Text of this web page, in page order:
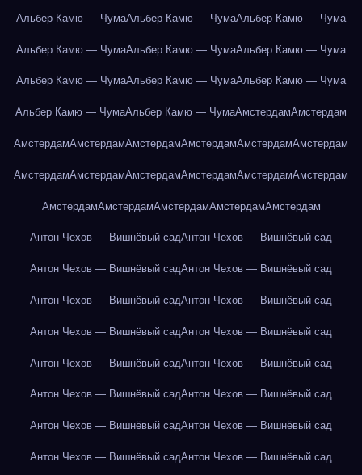
Альбер Камю — ЧумаАльбер Камю — ЧумаАльбер Камю — Чума
Альбер Камю — ЧумаАльбер Камю — ЧумаАльбер Камю — Чума
Альбер Камю — ЧумаАльбер Камю — ЧумаАльбер Камю — Чума
Альбер Камю — ЧумаАльбер Камю — ЧумаАмстердамАмстердам
АмстердамАмстердамАмстердамАмстердамАмстердамАмстердам
АмстердамАмстердамАмстердамАмстердамАмстердамАмстердам
АмстердамАмстердамАмстердамАмстердамАмстердам
Антон Чехов — Вишнёвый садАнтон Чехов — Вишнёвый сад
Антон Чехов — Вишнёвый садАнтон Чехов — Вишнёвый сад
Антон Чехов — Вишнёвый садАнтон Чехов — Вишнёвый сад
Антон Чехов — Вишнёвый садАнтон Чехов — Вишнёвый сад
Антон Чехов — Вишнёвый садАнтон Чехов — Вишнёвый сад
Антон Чехов — Вишнёвый садАнтон Чехов — Вишнёвый сад
Антон Чехов — Вишнёвый садАнтон Чехов — Вишнёвый сад
Антон Чехов — Вишнёвый садАнтон Чехов — Вишнёвый сад